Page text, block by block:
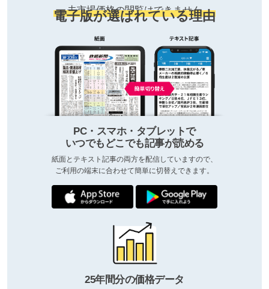
去市場価格の閲覧はできません
電子版が選ばれている理由
PC・スマホ・タブレットで
いつでもどこでも記事が読める
紙面とテキスト記事の両方を配信していますので、
ご利用の端末に合わせて簡単に切替えできます。
25年間分の価格データ